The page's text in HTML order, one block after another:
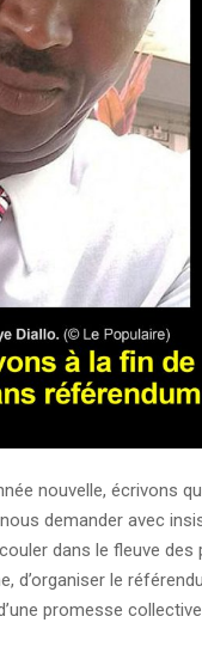
nouvelle, écrivons
demander avec
dans le fleuve
d’organiser le
promesse